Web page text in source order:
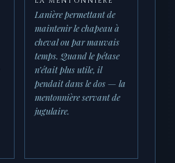
Lanière permettant de
maintenir le chapeau à
cheval ou par mauvais
temps. Quand le pétase
n’était plus utile, il
pendait dans le dos — la
mentonnière servant de
jugulaire.